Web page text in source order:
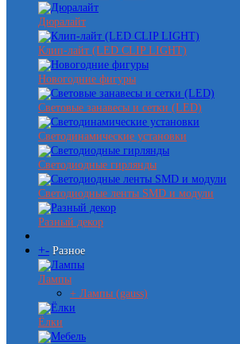
Дюралайт
Клип-лайт (LED CLIP LIGHT)
Новогодние фигуры
Световые занавесы и сетки (LED)
Светодинамические установки
Светодиодные гирлянды
Светодиодные ленты SMD и модули
Разный декор
+- Разное
Лампы
+ Лампы (gauss)
Ёлки